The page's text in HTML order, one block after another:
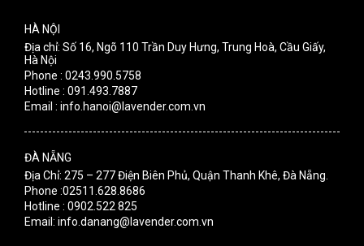
HÀ NỘI
Địa chỉ: Số 16, Ngõ 110 Trần Duy Hưng, Trung Hoà, Cầu Giấy,
Hà Nội
Phone : 0243.990.5758
Hotline : 091.493.7887
Email : info.hanoi@lavender.com.vn
ĐÀ NẴNG
Địa Chỉ: 275 – 277 Điện Biên Phủ, Quận Thanh Khê, Đà Nẵng.
Phone :02511.628.8686
Hotline : 0902.522 825
Email: info.danang@lavender.com.vn